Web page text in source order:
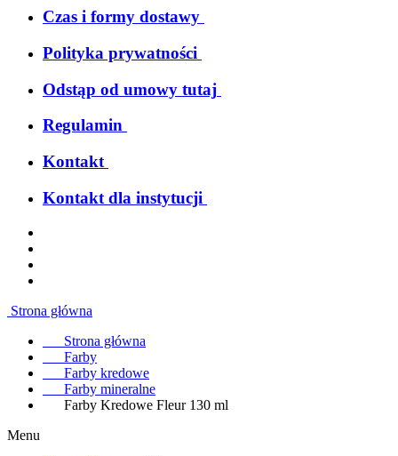
Czas i formy dostawy
Polityka prywatności
Odstąp od umowy tutaj
Regulamin
Kontakt
Kontakt dla instytucji
Strona główna
Strona główna
Farby
Farby kredowe
Farby mineralne
Farby Kredowe Fleur 130 ml
Menu